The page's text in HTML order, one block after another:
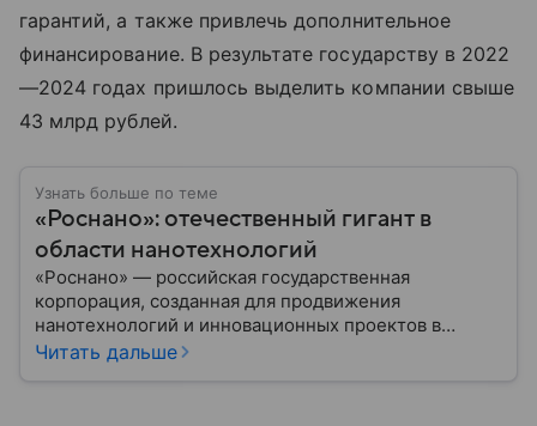
гарантий, а также привлечь дополнительное
финансирование. В результате государству в 2022
—2024 годах пришлось выделить компании свыше
43 млрд рублей.
Узнать больше по теме
«Роснано»: отечественный гигант в
области нанотехнологий
«Роснано» — российская государственная
корпорация, созданная для продвижения
нанотехнологий и инновационных проектов в
России. В материале разбираем, что это за фирма,
Читать дальше